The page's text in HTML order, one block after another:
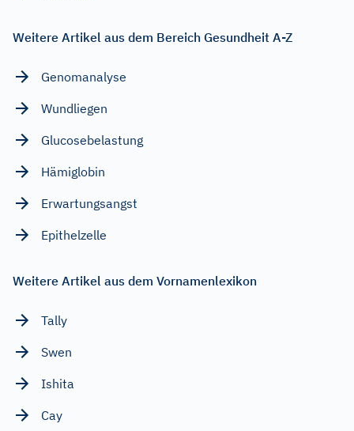
Weitere Artikel aus dem Bereich Gesundheit A-Z
Genomanalyse
Wundliegen
Glucosebelastung
Hämiglobin
Erwartungsangst
Epithelzelle
Weitere Artikel aus dem Vornamenlexikon
Tally
Swen
Ishita
Cay